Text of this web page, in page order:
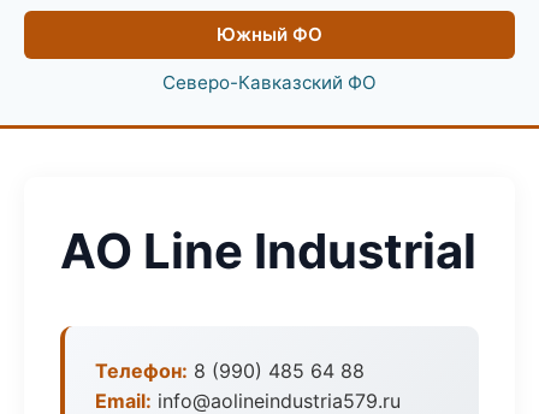
Южный ФО
Северо-Кавказский ФО
АО Line Industrial
Телефон: 8 (990) 485 64 88
Email: info@aolineindustria579.ru